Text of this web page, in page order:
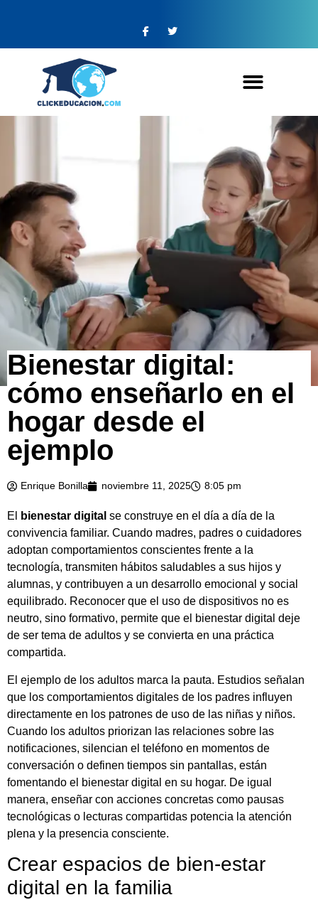
Bienestar digital:
cómo enseñarlo en el
hogar desde el
ejemplo
Enrique Bonilla noviembre 11, 2025 8:05 pm
El bienestar digital se construye en el día a día de la
convivencia familiar. Cuando madres, padres o cuidadores
adoptan comportamientos conscientes frente a la
tecnología, transmiten hábitos saludables a sus hijos y
alumnas, y contribuyen a un desarrollo emocional y social
equilibrado. Reconocer que el uso de dispositivos no es
neutro, sino formativo, permite que el bienestar digital deje
de ser tema de adultos y se convierta en una práctica
compartida.
El ejemplo de los adultos marca la pauta. Estudios señalan
que los comportamientos digitales de los padres influyen
directamente en los patrones de uso de las niñas y niños.
Cuando los adultos priorizan las relaciones sobre las
notificaciones, silencian el teléfono en momentos de
conversación o definen tiempos sin pantallas, están
fomentando el bienestar digital en su hogar. De igual
manera, enseñar con acciones concretas como pausas
tecnológicas o lecturas compartidas potencia la atención
plena y la presencia consciente.
Crear espacios de bien-estar
digital en la familia